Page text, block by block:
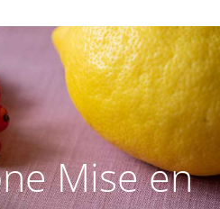
Mise en